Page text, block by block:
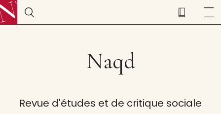
Naqd
Revue d'études et de critique sociale